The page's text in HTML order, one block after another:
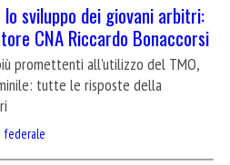
sviluppo dei giovani arbitri:
CNA Riccardo Bonaccorsi
promettenti all’utilizzo del TMO,
tutte le risposte della
federale